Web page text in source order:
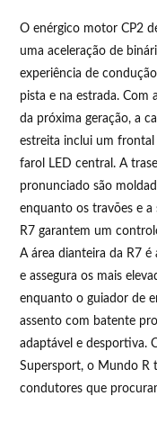
O enérgico motor CP2
uma aceleração de
experiência de
pista e na estrada. Com
da próxima geração, a
estreita inclui um
farol LED central. A
pronunciado são
enquanto os travões e a
R7 garantem um
A área dianteira da R7 é
e assegura os mais
enquanto o guiador de
assento com batente
adaptável e desportiva.
Supersport, o Mundo R
condutores que